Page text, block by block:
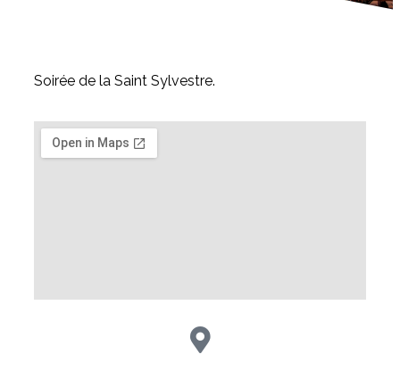
Soirée de la Saint Sylvestre.